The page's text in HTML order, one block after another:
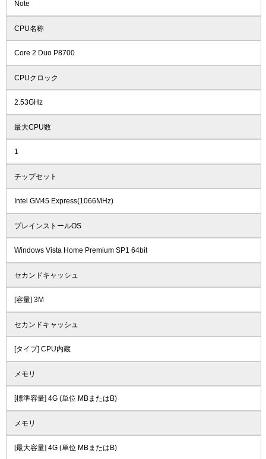
Note
CPU名称
Core 2 Duo P8700
CPUクロック
2.53GHz
最大CPU数
1
チップセット
Intel GM45 Express(1066MHz)
プレインストールOS
Windows Vista Home Premium SP1 64bit
セカンドキャッシュ
[容量] 3M
セカンドキャッシュ
[タイプ] CPU内蔵
メモリ
[標準容量] 4G (単位 MBまたはB)
メモリ
[最大容量] 4G (単位 MBまたはB)